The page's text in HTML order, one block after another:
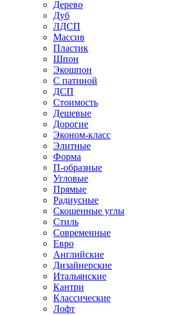
Дерево
Дуб
ЛДСП
Массив
Пластик
Шпон
Экошпон
С патиной
ДСП
Стоимость
Дешевые
Дорогие
Эконом-класс
Элитные
Форма
П-образные
Угловые
Прямые
Радиусные
Скошенные углы
Стиль
Современные
Евро
Английские
Дизайнерские
Итальянские
Кантри
Классические
Лофт